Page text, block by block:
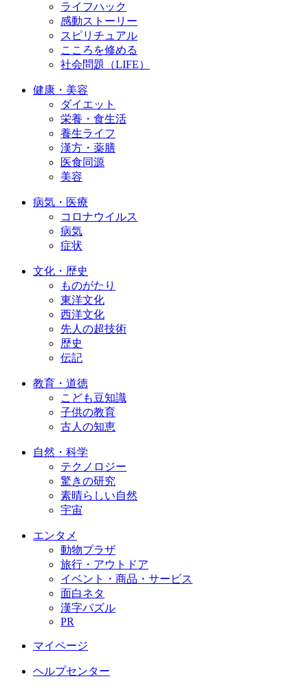
ライフハック
感動ストーリー
スピリチュアル
こころを修める
社会問題（LIFE）
健康・美容
ダイエット
栄養・食生活
養生ライフ
漢方・薬膳
医食同源
美容
病気・医療
コロナウイルス
病気
症状
文化・歴史
ものがたり
東洋文化
西洋文化
先人の超技術
歴史
伝記
教育・道徳
こども豆知識
子供の教育
古人の知恵
自然・科学
テクノロジー
驚きの研究
素晴らしい自然
宇宙
エンタメ
動物プラザ
旅行・アウトドア
イベント・商品・サービス
面白ネタ
漢字パズル
PR
マイページ
ヘルプセンター